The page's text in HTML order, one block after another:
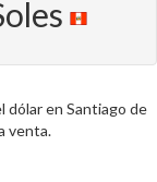
dólar en Santiago de
venta.